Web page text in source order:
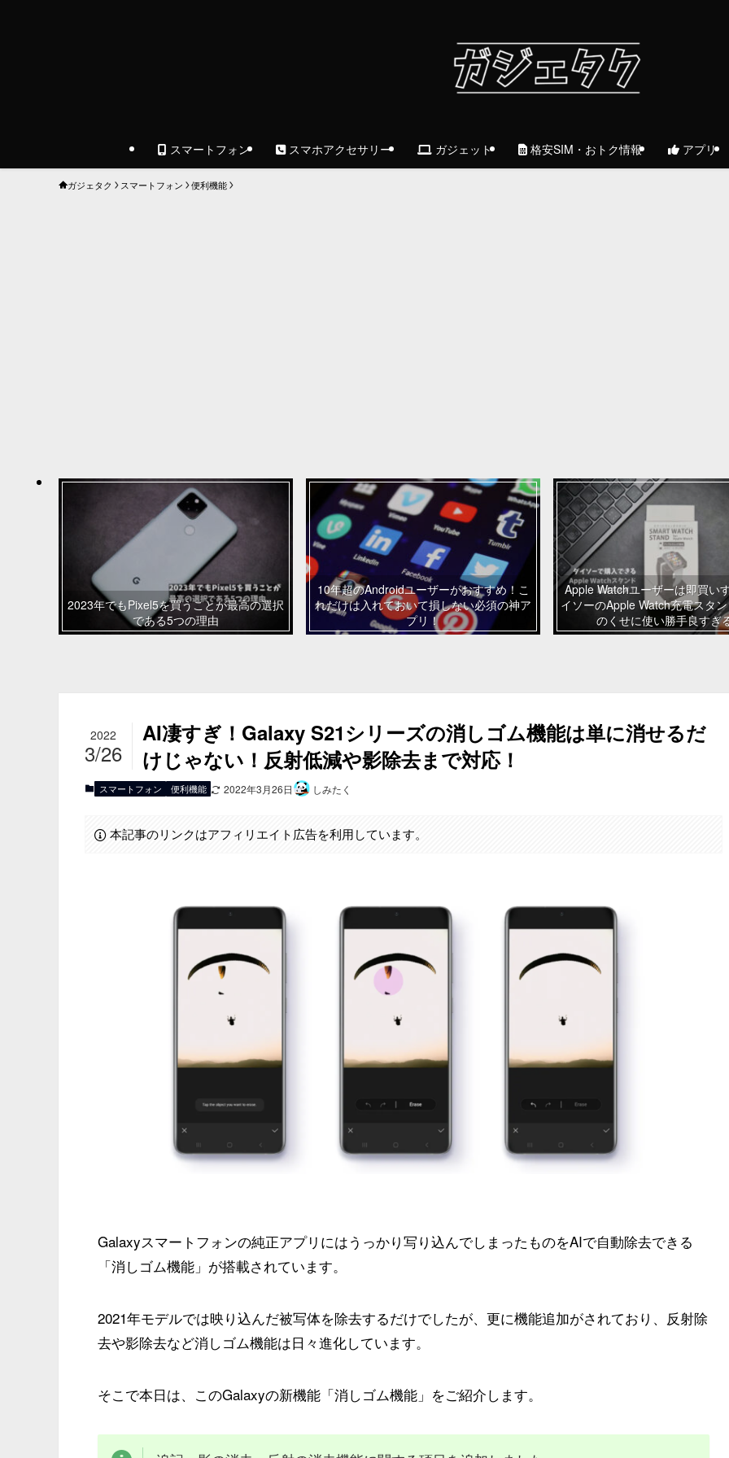
スマートフォン スマホアクセサリー ガジェット 格安SIM・おトク情報 アプリ
ガジェタク スマートフォン 便利機能
2023年でもPixel5を買うことが最高の選択
である5つの理由
10年超のAndroidユーザーがおすすめ！こ
れだけは入れておいて損しない必須の神ア
プリ！
Apple Watchユーザーは即買い
イソーのApple Watch充電スタ
のくせに使い勝手良すぎ
AI凄すぎ！Galaxy S21シリーズの消しゴム機能は単に消せるだ
けじゃない！反射低減や影除去まで対応！
2022
3/26
スマートフォン 便利機能 2022年3月26日 しみたく
本記事のリンクはアフィリエイト広告を利用しています。
Galaxyスマートフォンの純正アプリにはうっかり写り込んでしまったものをAIで自動除去できる
「消しゴム機能」 が搭載されています。
2021年モデルでは映り込んだ被写体を除去するだけでしたが、更に機能追加がされており、反射除
去や影除去など消しゴム機能は日々進化しています。
そこで本日は、 このGalaxyの新機能「消しゴム機能」をご紹介します。